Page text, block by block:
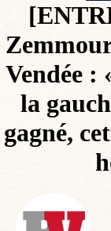
Vendée :
la
gagné,